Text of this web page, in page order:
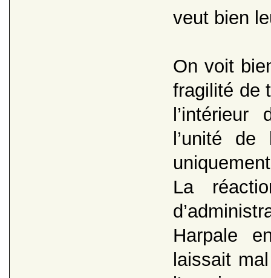
veut bien
On voit
fragilité de
l’intérieur
l’unité
La
Harpale
laissait